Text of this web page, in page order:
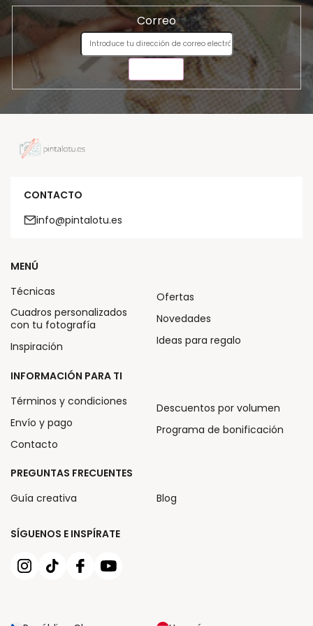
Correo
CONTACTO
info@pintalotu.es
SÍGUENOS E INSPÍRATE
MENÚ
Técnicas
Cuadros personalizados
con tu fotografía
Inspiración
Ofertas
Novedades
Ideas para regalo
INFORMACIÓN PARA TI
Términos y condiciones
Envío y pago
Contacto
Descuentos por volumen
Programa de bonificación
PREGUNTAS FRECUENTES
Guía creativa
Blog